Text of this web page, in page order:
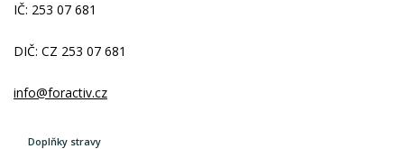
IČ: 253 07 681
DIČ: CZ 253 07 681
info@foractiv.cz
Doplňky stravy